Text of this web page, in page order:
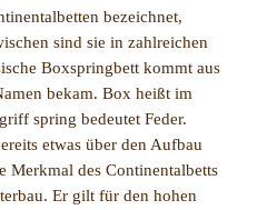
bezeichnet,
sind sie in zahlreichen
Boxspringbett kommt aus
bekam. Box heißt im
spring bedeutet Feder.
etwas über den Aufbau
Merkmal des Continentalbetts
Er gilt für den hohen